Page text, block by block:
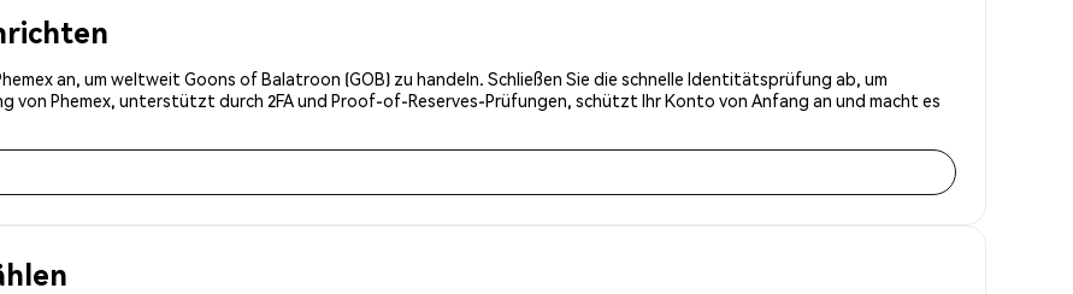
an, um weltweit Goons of Balatroon (GOB) zu handeln. Schließen Sie die schnelle Identitätsprüfung ab, um
von Phemex, unterstützt durch 2FA und Proof-of-Reserves-Prüfungen, schützt Ihr Konto von Anfang an und macht es